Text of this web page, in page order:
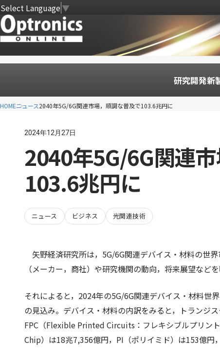
Select Language▼
研究開発新
HOMEニュース2040年5G/6G関連市場，順調な普及で103.6兆円に
2024年12月27日
2040年5G/6G関連
103.6兆円に
ニュース ビジネス 光関連技術
矢野経済研究所は，5G/6G関連デバイス・材料の世
（メーカー，商社）や研究機関の動向，将来展望など
それによると，2024年の5G/6G関連デバイス・材料世
の見込み。デバイス・材料の内訳をみると，トランジ
FPC（Flexible Printed Circuits：フレキシブルプリン
Chip）は18兆7,356億円，PI（ポリイミド）は153億円